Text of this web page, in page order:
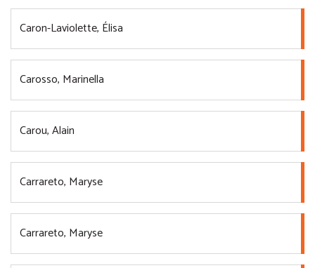
Caron-Laviolette, Élisa
Carosso, Marinella
Carou, Alain
Carrareto, Maryse
Carrareto, Maryse